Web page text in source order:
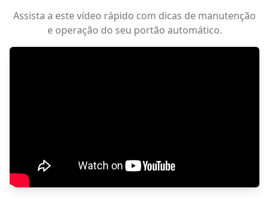
Assista a este vídeo rápido com dicas de manutenção
e operação do seu portão automático.